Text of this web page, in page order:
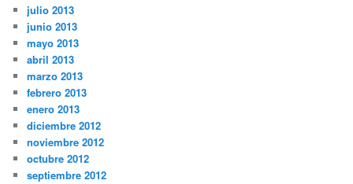
julio 2013
junio 2013
mayo 2013
abril 2013
marzo 2013
febrero 2013
enero 2013
diciembre 2012
noviembre 2012
octubre 2012
septiembre 2012